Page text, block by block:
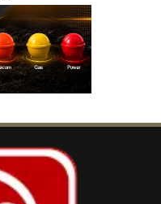
अवसर पर सोशल
प्रतिक्रिया साझा
सेवा और
प्रदेश के लिए गर्व का
बल में शामिल होकर
हैं।